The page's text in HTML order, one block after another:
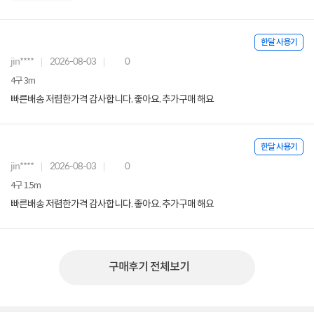
한달 사용기
jin**** 2026-08-03 0
4구 3m
빠른배송 저렴한가격 감사합니다. 좋아요. 추가구매 해요
한달 사용기
jin**** 2026-08-03 0
4구 1.5m
빠른배송 저렴한가격 감사합니다. 좋아요. 추가구매 해요
구매후기 전체보기